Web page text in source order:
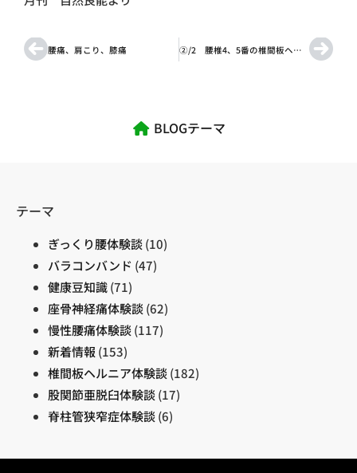
腰痛、肩こり、膝痛 ②/2 腰椎4、5番の椎間板ヘルニアと神経ブロック
BLOGテーマ
テーマ
ぎっくり腰体験談(10)
バラコンバンド (47)
健康豆知識(71)
座骨神経痛体験談(62)
慢性腰痛体験談(117)
新着情報 (153)
椎間板ヘルニア体験談(182)
股関節亜脱臼体験談(17)
脊柱管狭窄症体験談(6)